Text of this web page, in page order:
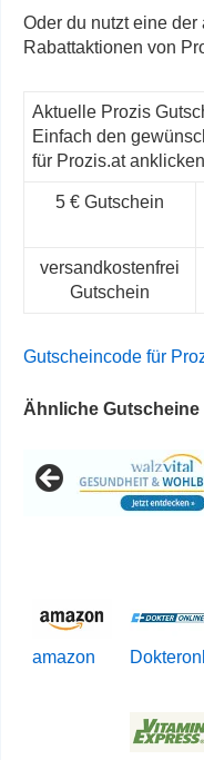
Oder du nutzt eine
Rabattaktionen von
Aktuelle Prozis
Einfach den
für Prozis.at
5 € Gutschein
versandkostenfrei
Gutschein
Gutscheincode für
Ähnliche Gutscheine
amazon